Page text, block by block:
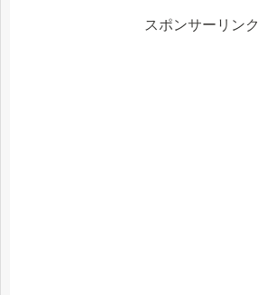
スポンサーリンク